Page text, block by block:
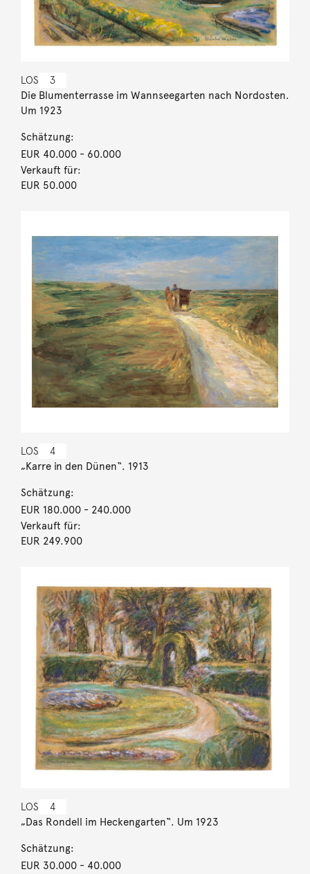
LOS 3
Die Blumenterrasse im Wannseegarten nach Nordosten.
Um 1923
Schätzung:
EUR 40.000- 60.000
Verkauft für:
EUR 50.000
LOS 4
„Karre in den Dünen“. 1913
Schätzung:
EUR 180.000- 240.000
Verkauft für:
EUR 249.900
LOS 4
„Das Rondell im Heckengarten“. Um 1923
Schätzung:
EUR 30.000- 40.000